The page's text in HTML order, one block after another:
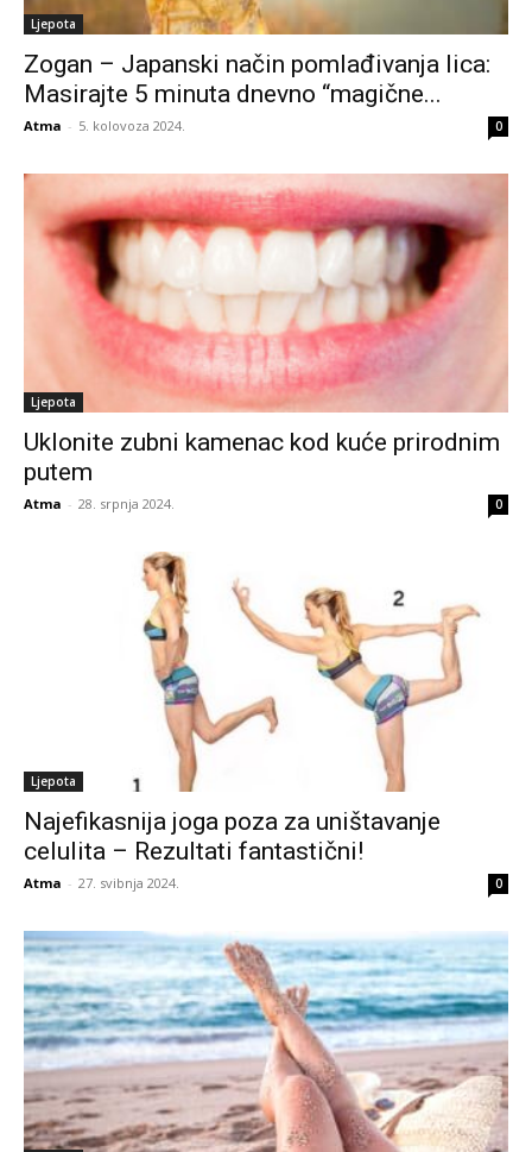
Ljepota
Zogan – Japanski način pomlađivanja lica:
Masirajte 5 minuta dnevno “magične...
Atma - 5. kolovoza 2024. 0
Ljepota
Uklonite zubni kamenac kod kuće prirodnim
putem
Atma - 28. srpnja 2024. 0
Ljepota
Najefikasnija joga poza za uništavanje
celulita – Rezultati fantastični!
Atma - 27. svibnja 2024. 0